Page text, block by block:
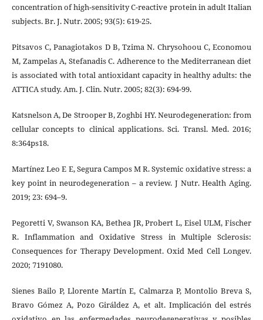
concentration of high-sensitivity C-reactive protein in adult Italian
subjects. Br. J. Nutr. 2005; 93(5): 619-25.
Pitsavos C, Panagiotakos D B, Tzima N. Chrysοhoou C, Economou
M, Zampelas A, Stefanadis C. Adherence to the Mediterranean diet
is associated with total antioxidant capacity in healthy adults: the
ATTICA study. Am. J. Clin. Nutr. 2005; 82(3): 694-99.
Katsnelson A, De Strooper B, Zoghbi HY. Neurodegeneration: from
cellular concepts to clinical applications. Sci. Transl. Med. 2016;
8:364ps18.
Martínez Leo E E, Segura Campos M R. Systemic oxidative stress: a
key point in neurodegeneration – a review. J Nutr. Health Aging.
2019; 23: 694–9.
Pegoretti V, Swanson KA, Bethea JR, Probert L, Eisel ULM, Fischer
R. Inflammation and Oxidative Stress in Multiple Sclerosis:
Consequences for Therapy Development. Oxid Med Cell Longev.
2020; 7191080.
Sienes Bailo P, Llorente Martín E, Calmarza P, Montolio Breva S,
Bravo Gómez A, Pozo Giráldez A, et alt. Implicación del estrés